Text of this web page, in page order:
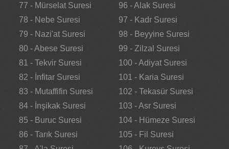
77 - Mürselat Suresi
78 - Nebe Suresi
79 - Nazi'at Suresi
80 - Abese Suresi
81 - Tekvir Suresi
82 - İnfitar Suresi
83 - Mutaffifin Suresi
84 - İnşikak Suresi
85 - Buruc Suresi
86 - Tarık Suresi
96 - Alak Suresi
97 - Kadr Suresi
98 - Beyyine Suresi
99 - Zilzal Suresi
100 - Adiyat Suresi
101 - Karia Suresi
102 - Tekasür Suresi
103 - Asr Suresi
104 - Hümeze Suresi
105 - Fil Suresi